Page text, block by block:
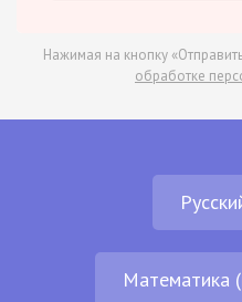
Нажимая на кнопку
обработке
Математика